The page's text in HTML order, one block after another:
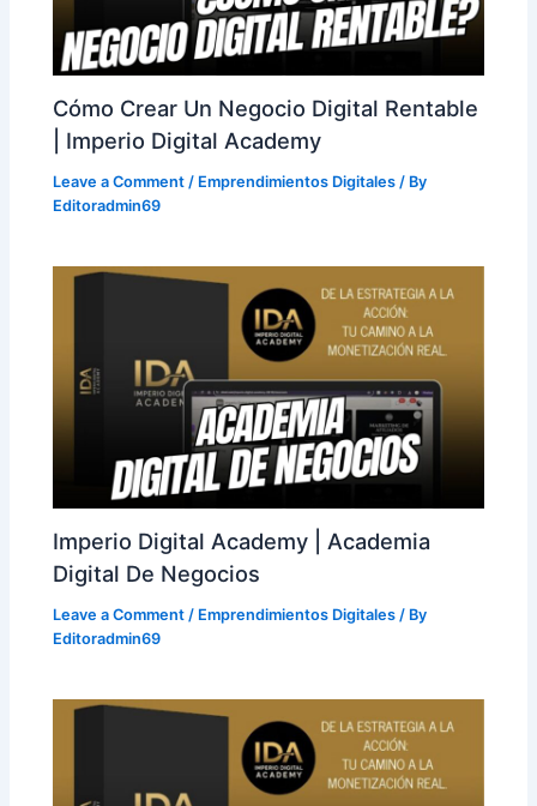
Cómo Crear Un Negocio Digital Rentable
| Imperio Digital Academy
Leave a Comment / Emprendimientos Digitales / By
Editoradmin69
Imperio Digital Academy | Academia
Digital De Negocios
Leave a Comment / Emprendimientos Digitales / By
Editoradmin69